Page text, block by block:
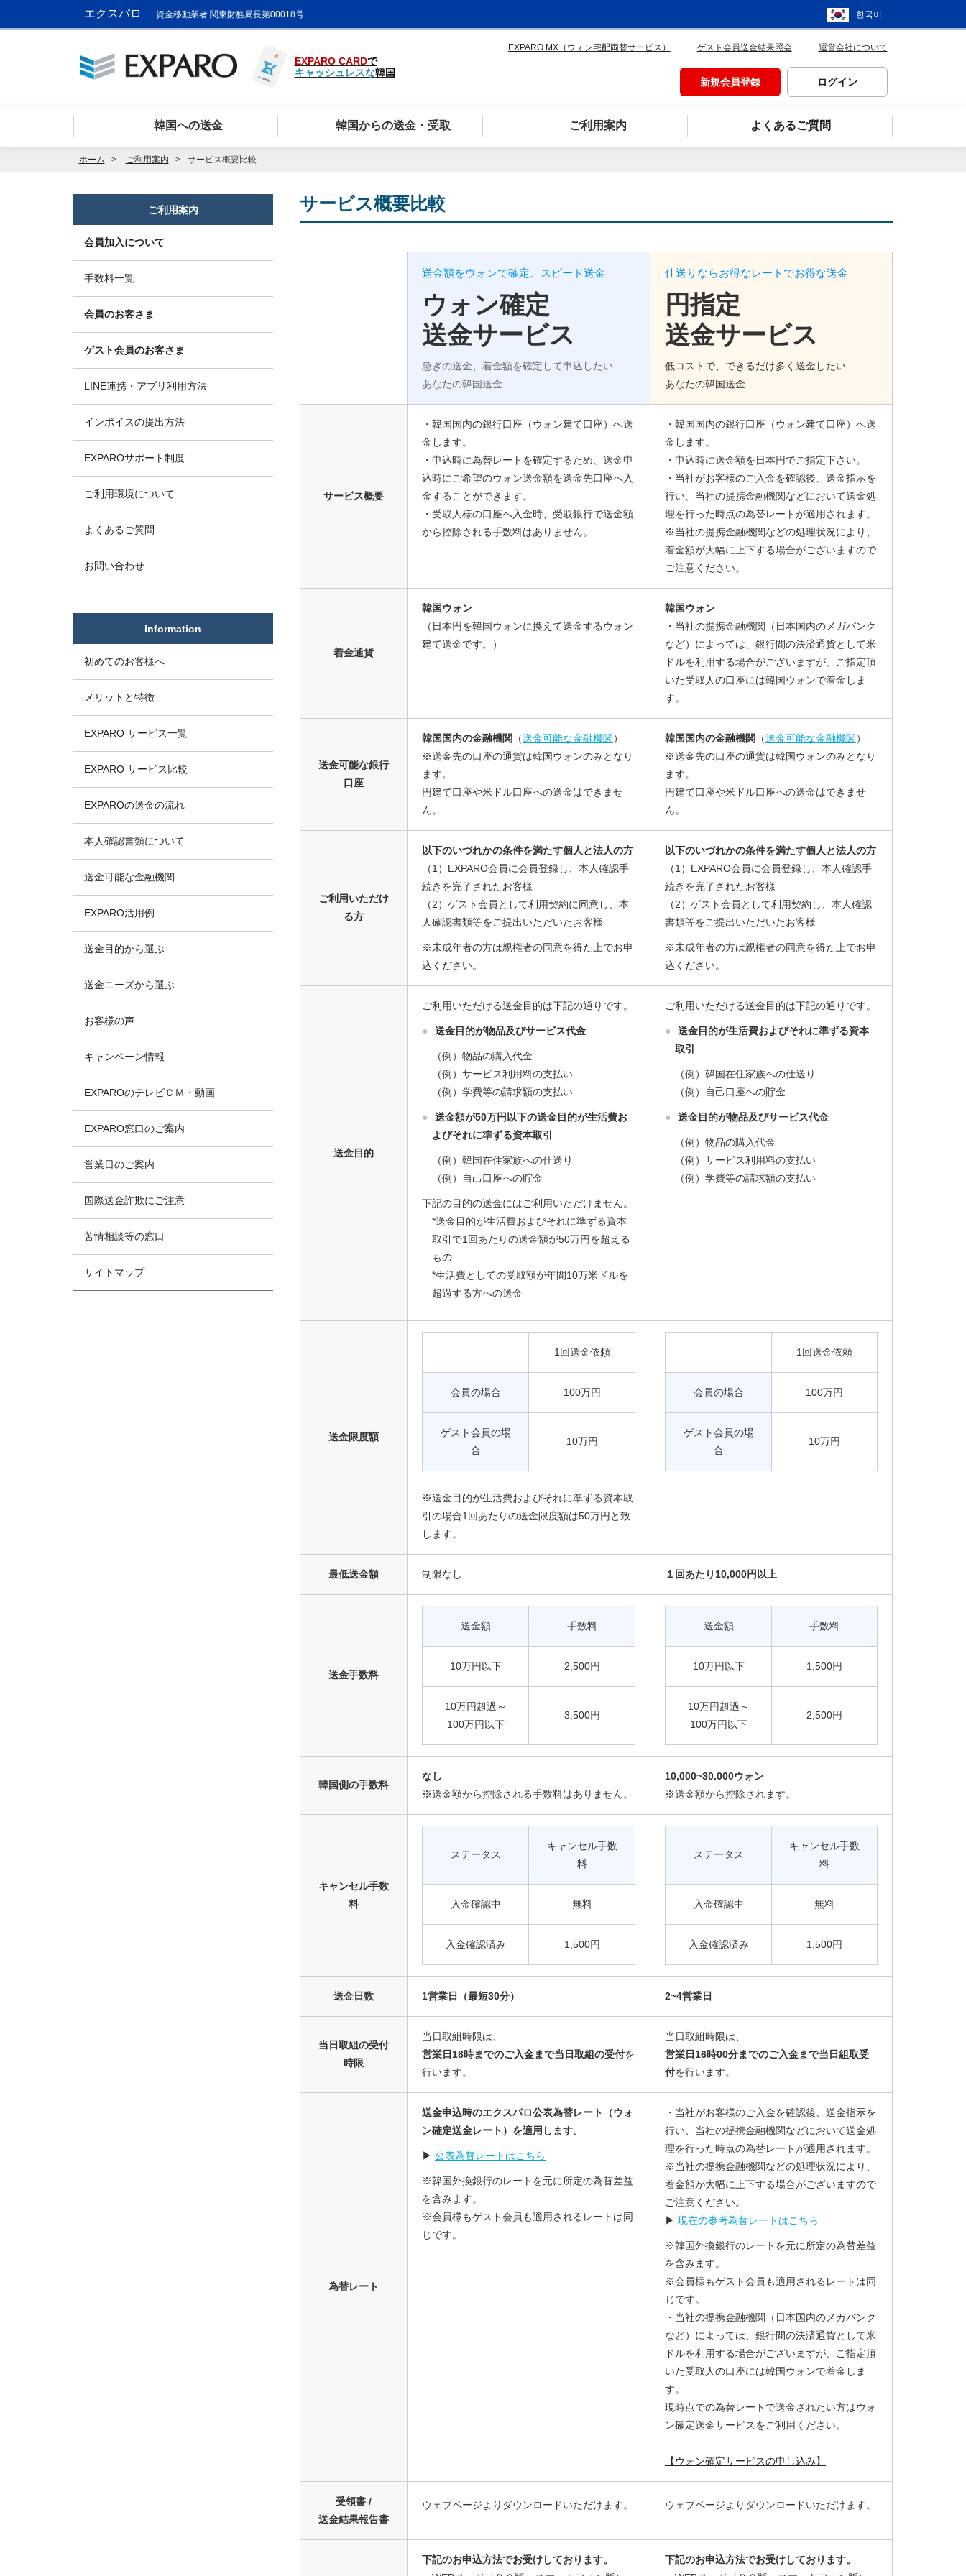
エクスパロ 資金移動業者 関東財務局長第00018号 한국어
EXPARO CARDで
キャッシュレスな韓国
EXPARO MX（ウォン宅配両替サービス） ゲスト会員送金結果照会 運営会社について
新規会員登録 ログイン
韓国への送金 韓国からの送金・受取 ご利用案内 よくあるご質問
ホーム ご利用案内 サービス概要比較
サービス概要比較
送金額をウォンで確定、スピード送金
ウォン確定
送金サービス
急ぎの送金、着金額を確定して申込したい
あなたの韓国送金
仕送りならお得なレートでお得な送金
円指定
送金サービス
低コストで、できるだけ多く送金したい
あなたの韓国送金
サービス概要
・韓国国内の銀行口座（ウォン建て口座）へ送
金します。
・申込時に為替レートを確定するため、送金申
込時にご希望のウォン送金額を送金先口座へ入
金することができます。
・受取人様の口座へ入金時、受取銀行で送金額
から控除される手数料はありません。
・韓国国内の銀行口座（ウォン建て口座）へ送
金します。
・申込時に送金額を日本円でご指定下さい。
・当社がお客様のご入金を確認後、送金指示を
行い、当社の提携金融機関などにおいて送金処
理を行った時点の為替レートが適用されます。
※当社の提携金融機関などの処理状況により、
着金額が大幅に上下する場合がございますので
ご注意ください。
着金通貨
韓国ウォン
（日本円を韓国ウォンに換えて送金するウォン
建て送金です。）
韓国ウォン
・当社の提携金融機関（日本国内のメガバンク
など）によっては、銀行間の決済通貨として米
ドルを利用する場合がございますが、ご指定頂
いた受取人の口座には韓国ウォンで着金しま
す。
送金可能な銀行
口座
韓国国内の金融機関 （送金可能な金融機関）
※送金先の口座の通貨は韓国ウォンのみとなり
ます。
円建て口座や米ドル口座への送金はできませ
ん。
韓国国内の金融機関 （送金可能な金融機関）
※送金先の口座の通貨は韓国ウォンのみとなり
ます。
円建て口座や米ドル口座への送金はできませ
ん。
ご利用いただけ
る方
以下のいづれかの条件を満たす個人と法人の方
（1）EXPARO会員に会員登録し、本人確認手
続きを完了されたお客様
（2）ゲスト会員として利用契約に同意し、本
人確認書類等をご提出いただいたお客様
※未成年者の方は親権者の同意を得た上でお申
込ください。
以下のいづれかの条件を満たす個人と法人の方
（1）EXPARO会員に会員登録し、本人確認手
続きを完了されたお客様
（2）ゲスト会員として利用契約し、本人確認
書類等をご提出いただいたお客様
※未成年者の方は親権者の同意を得た上でお申
込ください。
送金目的
ご利用いただける送金目的は下記の通りです。
● 送金目的が物品及びサービス代金
（例）物品の購入代金
（例）サービス利用料の支払い
（例）学費等の請求額の支払い
●
送金額が50万円以下の送金目的が生活費お
よびそれに準ずる資本取引
（例）韓国在住家族への仕送り
（例）自己口座への貯金
下記の目的の送金にはご利用いただけません。
*送金目的が生活費およびそれに準ずる資本
取引で1回あたりの送金額が50万円を超える
もの
*生活費としての受取額が年間10万米ドルを
超過する方への送金
ご利用いただける送金目的は下記の通りです。
●
送金目的が生活費およびそれに準ずる資本
取引
（例）韓国在住家族への仕送り
（例）自己口座への貯金
● 送金目的が物品及びサービス代金
（例）物品の購入代金
（例）サービス利用料の支払い
（例）学費等の請求額の支払い
送金限度額
1回送金依頼
会員の場合 100万円
ゲスト会員の場
合
10万円
※送金目的が生活費およびそれに準ずる資本取
引の場合1回あたりの送金限度額は50万円と致
します。
1回送金依頼
会員の場合 100万円
ゲスト会員の場
合
10万円
最低送金額 制限なし １回あたり10,000円以上
送金手数料
送金額 手数料
10万円以下 2,500円
10万円超過～
100万円以下
3,500円
送金額 手数料
10万円以下 1,500円
10万円超過～
100万円以下
2,500円
韓国側の手数料
なし
※送金額から控除される手数料はありません。
10,000~30.000ウォン
※送金額から控除されます。
キャンセル手数
料
ステータス
キャンセル手数
料
入金確認中 無料
入金確認済み 1,500円
ステータス
キャンセル手数
料
入金確認中 無料
入金確認済み 1,500円
送金日数 1営業日（最短30分） 2~4営業日
当日取組の受付
時限
当日取組時限は、
営業日18時までのご入金まで当日取組の受付を
行います。
当日取組時限は、
営業日16時00分までのご入金まで当日組取受
付を行います。
為替レート
送金申込時のエクスパロ公表為替レート（ウォ
ン確定送金レート）を適用します。
▶ 公表為替レートはこちら
※韓国外換銀行のレートを元に所定の為替差益
を含みます。
※会員様もゲスト会員も適用されるレートは同
じです。
・当社がお客様のご入金を確認後、送金指示を
行い、当社の提携金融機関などにおいて送金処
理を行った時点の為替レートが適用されます。
※当社の提携金融機関などの処理状況により、
着金額が大幅に上下する場合がございますので
ご注意ください。
▶ 現在の参考為替レートはこちら
※韓国外換銀行のレートを元に所定の為替差益
を含みます。
※会員様もゲスト会員も適用されるレートは同
じです。
・当社の提携金融機関（日本国内のメガバンク
など）によっては、銀行間の決済通貨として米
ドルを利用する場合がございますが、ご指定頂
いた受取人の口座には韓国ウォンで着金しま
す。
現時点での為替レートで送金されたい方はウォ
ン確定送金サービスをご利用ください。
【ウォン確定サービスの申し込み】
受領書 /
送金結果報告書
ウェブページよりダウンロードいただけます。 ウェブページよりダウンロードいただけます。
下記のお申込方法でお受けしております。
下記のお申込方法でお受けしております。
ご利用案内
会員加入について
手数料一覧
会員のお客さま
ゲスト会員のお客さま
LINE連携・アプリ利用方法
インボイスの提出方法
EXPAROサポート制度
ご利用環境について
よくあるご質問
お問い合わせ
Information
初めてのお客様へ
メリットと特徴
EXPARO サービス一覧
EXPARO サービス比較
EXPAROの送金の流れ
本人確認書類について
送金可能な金融機関
EXPARO活用例
送金目的から選ぶ
送金ニーズから選ぶ
お客様の声
キャンペーン情報
EXPAROのテレビＣＭ・動画
EXPARO窓口のご案内
営業日のご案内
国際送金詐欺にご注意
苦情相談等の窓口
サイトマップ